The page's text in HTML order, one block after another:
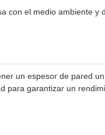
con el medio ambiente y
un espesor de pared
para garantizar un